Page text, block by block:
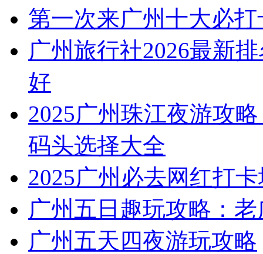
第一次来广州十大必
广州旅行社2026最新
好
2025广州珠江夜游攻
码头选择大全
2025广州必去网红打
广州五日趣玩攻略：
广州五天四夜游玩攻略